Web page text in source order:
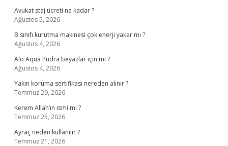
Avukat staj ücreti ne kadar ?
Ağustos 5, 2026
B sınıfı kurutma makinesi çok enerji yakar mı ?
Ağustos 4, 2026
Alo Aqua Pudra beyazlar için mi ?
Ağustos 4, 2026
Yakın koruma sertifikası nereden alınır ?
Temmuz 29, 2026
Kerem Allah’ın ismi mi ?
Temmuz 25, 2026
Ayraç neden kullanılır ?
Temmuz 21, 2026